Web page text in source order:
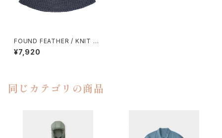
FOUND FEATHER / KNIT B
UCKET HAT
¥7,920
同じカテゴリの商品